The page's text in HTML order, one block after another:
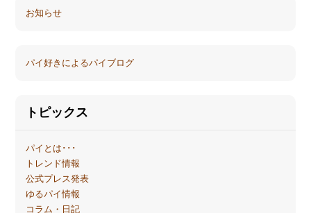
お知らせ
パイ好きによるパイブログ
トピックス
パイとは･･･
トレンド情報
公式プレス発表
ゆるパイ情報
コラム・日記